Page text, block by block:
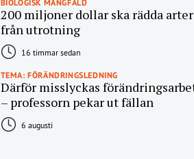
BIOLOGISK MÅNGFALD
200 miljoner dollar ska rädda arter
från utrotning
16 timmar sedan
TEMA: FÖRÄNDRINGSLEDNING
Därför misslyckas
– professorn pekar ut fällan
6 augusti